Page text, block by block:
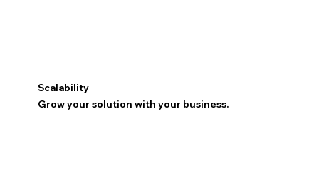
Scalability
Grow your solution with your business.